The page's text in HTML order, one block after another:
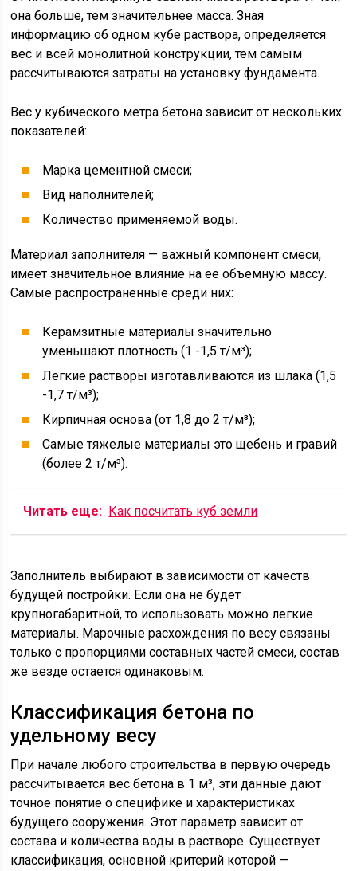
она больше, тем значительнее масса. Зная
информацию об одном кубе раствора, определяется
вес и всей монолитной конструкции, тем самым
рассчитываются затраты на установку фундамента.
Вес у кубического метра бетона зависит от нескольких
показателей:
Марка цементной смеси;
Вид наполнителей;
Количество применяемой воды.
Материал заполнителя — важный компонент смеси,
имеет значительное влияние на ее объемную массу.
Самые распространенные среди них:
Керамзитные материалы значительно
уменьшают плотность (1 -1,5 т/м³);
Легкие растворы изготавливаются из шлака (1,5
-1,7 т/м³);
Кирпичная основа (от 1,8 до 2 т/м³);
Самые тяжелые материалы это щебень и гравий
(более 2 т/м³).
Читать еще: Как посчитать куб земли
Заполнитель выбирают в зависимости от качеств
будущей постройки. Если она не будет
крупногабаритной, то использовать можно легкие
материалы. Марочные расхождения по весу связаны
только с пропорциями составных частей смеси, состав
же везде остается одинаковым.
Классификация бетона по
удельному весу
При начале любого строительства в первую очередь
рассчитывается вес бетона в 1 м³, эти данные дают
точное понятие о специфике и характеристиках
будущего сооружения. Этот параметр зависит от
состава и количества воды в растворе. Существует
классификация, основной критерий которой —